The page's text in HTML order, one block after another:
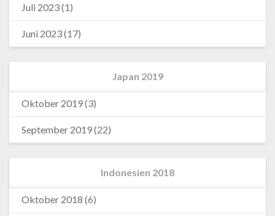
Juli 2023(1)
Juni 2023(17)
Japan 2019
Oktober 2019(3)
September 2019(22)
Indonesien 2018
Oktober 2018 (6)